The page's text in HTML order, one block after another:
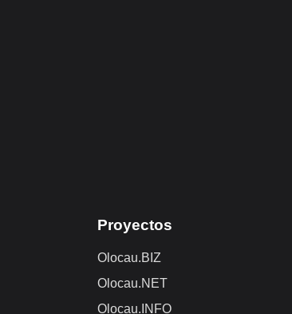
Proyectos
Olocau.BIZ
Olocau.NET
Olocau.INFO